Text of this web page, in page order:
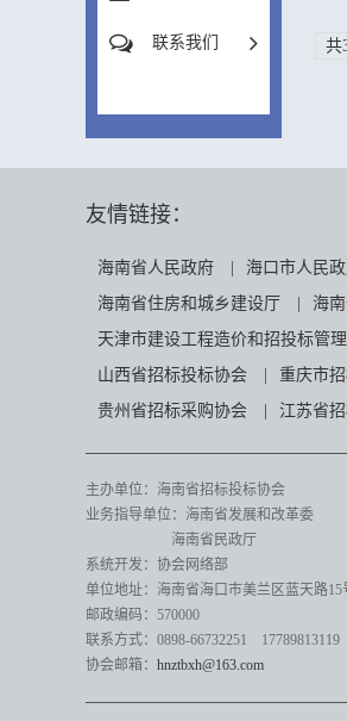
联系我们 共
友情链接：
海南省人民政府 海口市人民
海南省住房和城乡建设厅
海
天津市建设工程造价和招投标管
山西省招标投标协会
重庆市
贵州省招标采购协会
江苏省
主办单位：海南省招标投标协会
业务指导单位：海南省发展和改革委
海南省民政厅
系统开发：协会网络部
单位地址：海南省海口市美兰区蓝天路
邮政编码：570000
联系方式：0898-66732251 17789813119
协会邮箱： hnztbxh@163.com